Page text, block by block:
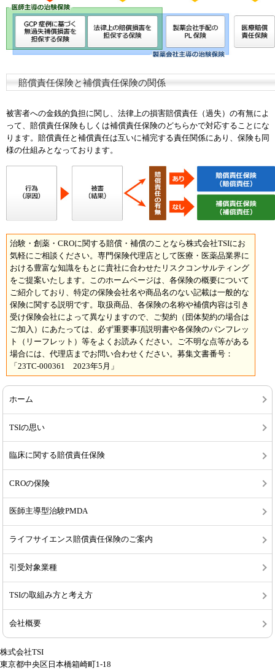
賠償責任保険と補償責任保険の関係
被害者への金銭的負担に関し、法律上の損害賠償責任（過失）の有無によ
って、賠償責任保険もしくは補償責任保険のどちらかで対応することにな
ります。賠償責任と補償責任は互いに補完する責任関係にあり、保険も同
様の仕組みとなっております。
治験・創薬・CROに関する賠償・補償のことなら株式会社TSIにお
気軽にご相談ください。専門保険代理店として医療・医薬品業界に
おける豊富な知識をもとに貴社に合わせたリスクコンサルティング
をご提案いたします。このホームページは、各保険の概要について
ご紹介しており、特定の保険会社名や商品名のない記載は一般的な
保険に関する説明です。取扱商品、各保険の名称や補償内容は引き
受け保険会社によって異なりますので、ご契約（団体契約の場合は
ご加入）にあたっては、必ず重要事項説明書や各保険のパンフレッ
ト（リーフレット）等をよくお読みください。ご不明な点等がある
場合には、代理店までお問い合わせください。募集文書番号：
「23TC-000361 2023年5月」
ホーム
TSIの思い
臨床に関する賠償責任保険
CROの保険
医師主導型治験PMDA
ライフサイエンス賠償責任保険のご案内
引受対象業種
TSIの取組み方と考え方
会社概要
株式会社TSI
東京都中央区日本橋箱崎町1-18